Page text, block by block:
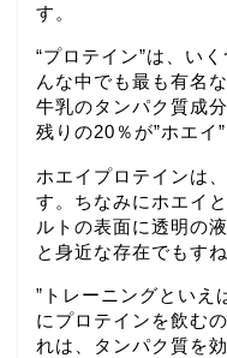
す。
“プロテイン”は、い
んな中でも最も有名
牛乳のタンパク質成
残りの20％が”ホエイ
ホエイプロテインは
す。ちなみにホエイ
ルトの表面に透明の
と身近な存在でもすね
”トレーニングといえ
にプロテインを飲む
れは、タンパク質を